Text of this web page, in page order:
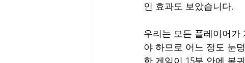
인 효과도 보았습니다.
우리는 모든 플레이어가
야 하므로 어느 정도 눈